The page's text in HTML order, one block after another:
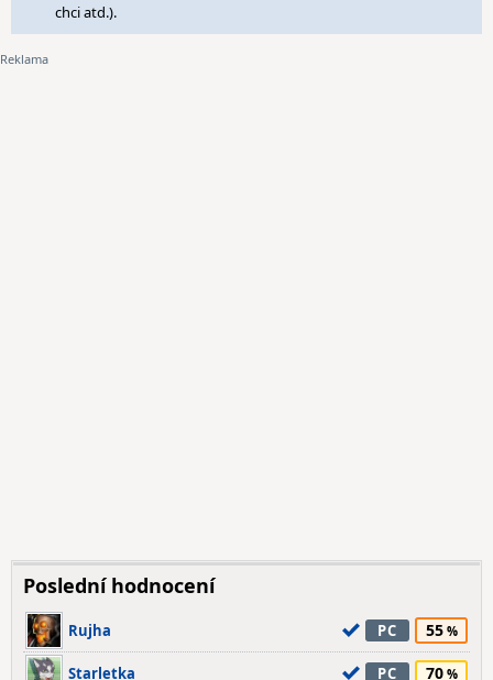
chci atd.).
Poslední hodnocení
Rujha PC 55
Starletka PC 70